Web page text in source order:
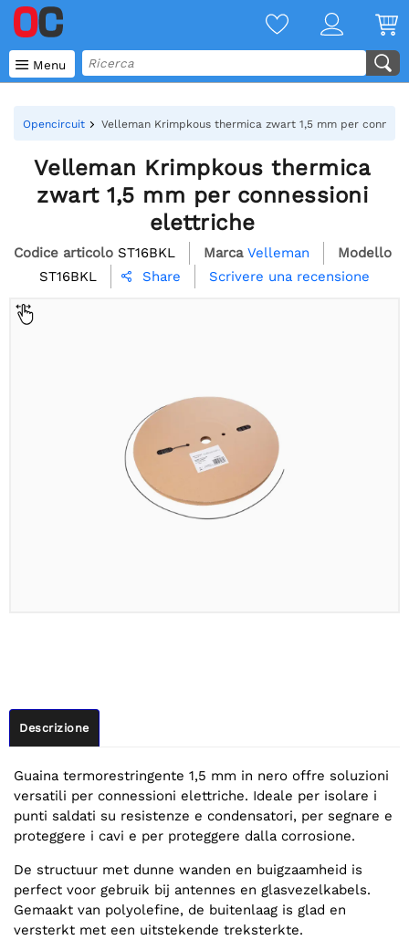
 Menu
Opencircuit Velleman Krimpkous thermica zwart 1,5 mm per
Velleman Krimpkous thermica
zwart 1,5 mm per connessioni
elettriche
Codice articolo ST16BKL Marca Velleman
Modello
ST16BKL
 Share Scrivere una recensione
Descrizione
Guaina termorestringente 1,5 mm in nero offre soluzioni
versatili per connessioni elettriche. Ideale per isolare i
punti saldati su resistenze e condensatori, per segnare e
proteggere i cavi e per proteggere dalla corrosione.
De structuur met dunne wanden en buigzaamheid is
perfect voor gebruik bij antennes en glasvezelkabels.
Gemaakt van polyolefine, de buitenlaag is glad en
versterkt met een uitstekende treksterkte.